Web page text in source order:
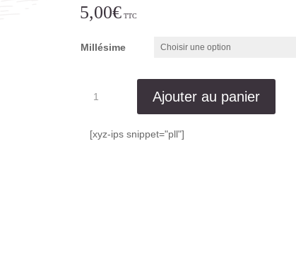
5,00€
Millésime
La
Ajouter au panier
[xyz-ips snippet="pll"]